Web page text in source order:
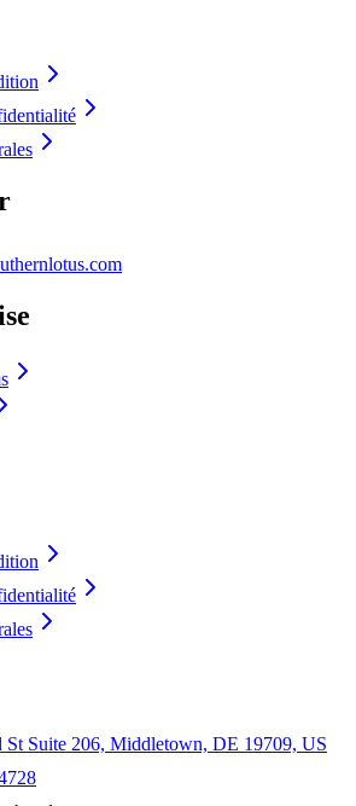
St Suite 206, Middletown, DE 19709, US